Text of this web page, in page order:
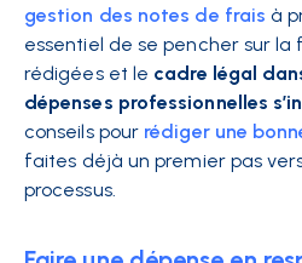
gestion des notes de frais à
essentiel de se pencher sur la
rédigées et le cadre légal
dépenses professionnelles
conseils pour rédiger une
faites déjà un premier pas
processus.